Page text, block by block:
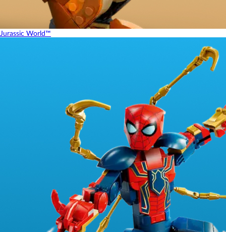
Jurassic World™